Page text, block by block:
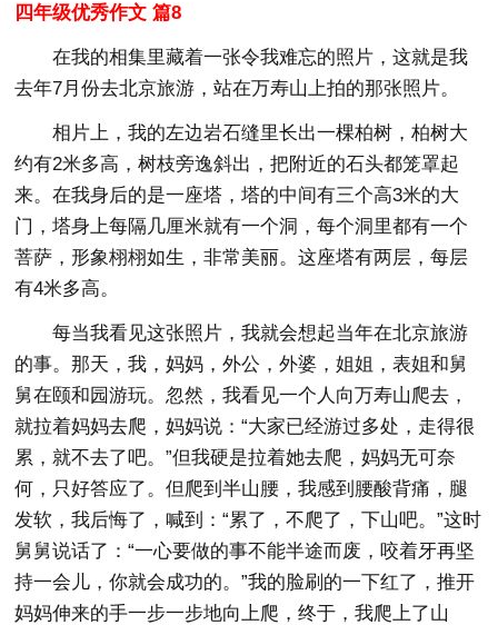
四年级优秀作文 篇8
在我的相集里藏着一张令我难忘的照片，这就是我
去年7月份去北京旅游，站在万寿山上拍的那张照片。
相片上，我的左边岩石缝里长出一棵柏树，柏树大
约有2米多高，树枝旁逸斜出，把附近的石头都笼罩起
来。在我身后的是一座塔，塔的中间有三个高3米的大
门，塔身上每隔几厘米就有一个洞，每个洞里都有一个
菩萨，形象栩栩如生，非常美丽。这座塔有两层，每层
有4米多高。
每当我看见这张照片，我就会想起当年在北京旅游
的事。那天，我，妈妈，外公，外婆，姐姐，表姐和舅
舅在颐和园游玩。忽然，我看见一个人向万寿山爬去，
就拉着妈妈去爬，妈妈说：“大家已经游过多处，走得很
累，就不去了吧。”但我硬是拉着她去爬，妈妈无可奈
何，只好答应了。但爬到半山腰，我感到腰酸背痛，腿
发软，我后悔了，喊到：“累了，不爬了，下山吧。”这时
舅舅说话了：“一心要做的事不能半途而废，咬着牙再坚
持一会儿，你就会成功的。”我的脸刷的一下红了，推开
妈妈伸来的手一步一步地向上爬，终于，我爬上了山